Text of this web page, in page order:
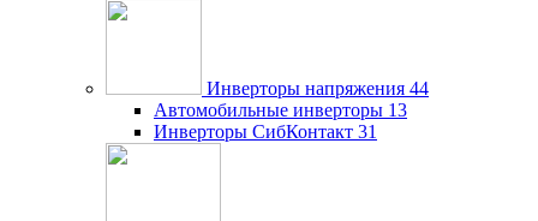
Инверторы напряжения 44
Автомобильные инверторы 13
Инверторы СибКонтакт 31